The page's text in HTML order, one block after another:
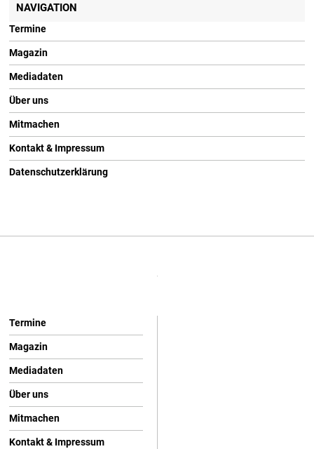
NAVIGATION
Termine
Magazin
Mediadaten
Über uns
Mitmachen
Kontakt & Impressum
Datenschutzerklärung
Termine
Magazin
Mediadaten
Über uns
Mitmachen
Kontakt & Impressum